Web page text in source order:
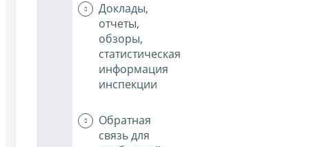
Доклады,
отчеты,
обзоры,
статистическая
информация
инспекции
Обратная
связь для